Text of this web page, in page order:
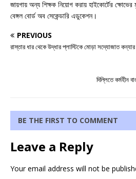
জায়গায় অন্য শিক্ষক নিয়োগ করায় হাইকোর্টের
বেঙ্গল বোর্ড অব সেকেন্ডারি এডুকেশন।
PREVIOUS
রাস্তার ধার থেকে উদ্ধার প্লাস্টিকে মোড়া সদ্যোজাত
দিল্লিতে কর্মহীন
BE THE FIRST TO COMMENT
Leave a Reply
Your email address will not be